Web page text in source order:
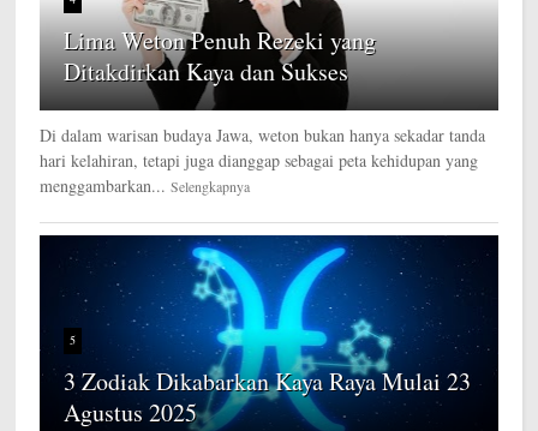
Lima Weton Penuh Rezeki yang
Ditakdirkan Kaya dan Sukses
Di dalam warisan budaya Jawa, weton bukan hanya sekadar tanda
hari kelahiran, tetapi juga dianggap sebagai peta kehidupan yang
menggambarkan... Selengkapnya
5
3 Zodiak Dikabarkan Kaya Raya Mulai 23
Agustus 2025